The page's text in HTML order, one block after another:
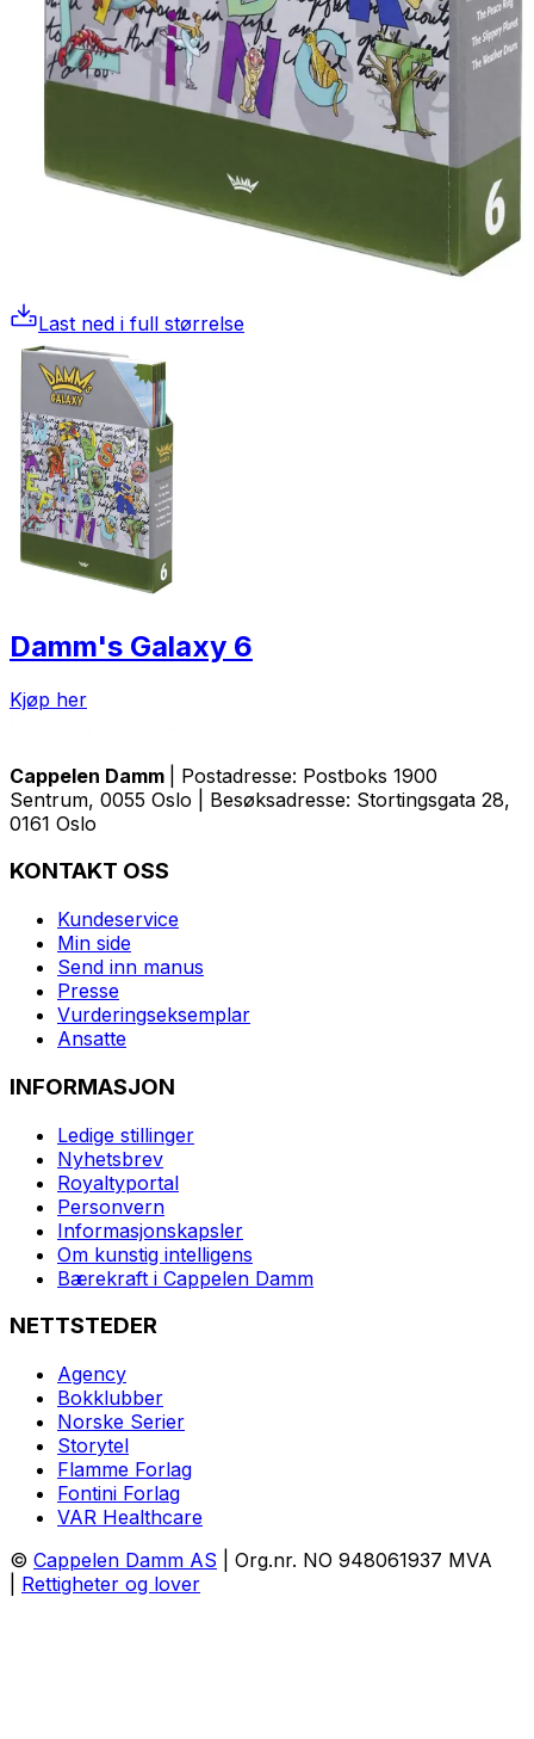
Last ned i full størrelse
Damm's Galaxy 6
Kjøp her
Cappelen Damm
| Postadresse: Postboks 1900
Sentrum, 0055 Oslo | Besøksadresse: Stortingsgata 28,
0161 Oslo
KONTAKT OSS
Kundeservice
Min side
Send inn manus
Presse
Vurderingseksemplar
Ansatte
INFORMASJON
Ledige stillinger
Nyhetsbrev
Royaltyportal
Personvern
Informasjonskapsler
Om kunstig intelligens
Bærekraft i Cappelen Damm
NETTSTEDER
Agency
Bokklubber
Norske Serier
Storytel
Flamme Forlag
Fontini Forlag
VAR Healthcare
© Cappelen Damm AS | Org.nr. NO 948061937 MVA
Rettigheter og lover